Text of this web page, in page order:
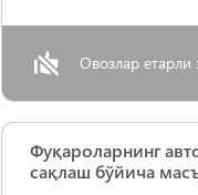
Овозлар етарли
Фуқароларнинг
сақлаш бўйича